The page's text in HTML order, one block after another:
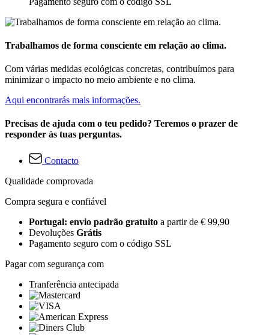
Trabalhamos de forma consciente em relação ao clima.
Com várias medidas ecológicas concretas, contribuímos para
minimizar o impacto no meio ambiente e no clima.
Aqui encontrarás mais informações.
Precisas de ajuda com o teu pedido? Teremos o prazer de
responder às tuas perguntas.
Contacto
Qualidade comprovada
Compra segura e confiável
Portugal: envio padrão gratuito a partir de € 99,90
Devoluções Grátis
Pagamento seguro com o código SSL
Pagar com segurança com
Tranferência antecipada